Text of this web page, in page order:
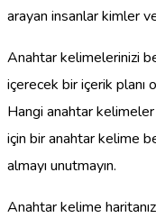
arayan insanlar kimler
Anahtar kelimelerinizi
içerecek bir içerik planı
Hangi anahtar kelimeler
için bir anahtar kelime
almayı unutmayın.
Anahtar kelime